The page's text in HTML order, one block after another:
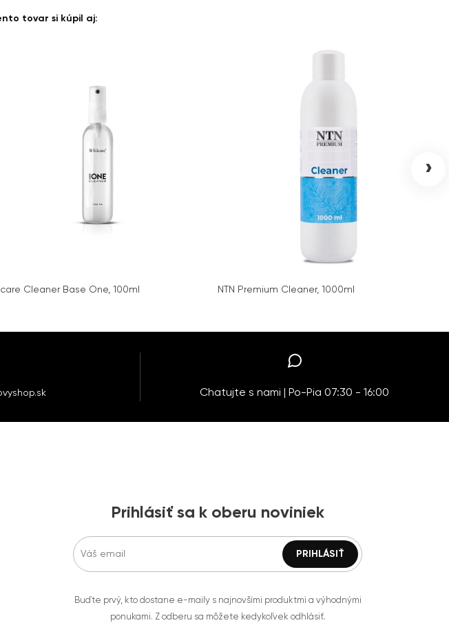
tovar si kúpil aj:
Cleaner Base One, 100ml NTN Premium Cleaner, 1000ml
›
Chatujte s nami | Po-Pia 07:30 - 16:00
Prihlásiť sa k oberu noviniek
Buďte prvý, kto dostane e-maily s najnovšími produktmi a výhodnými
ponukami. Z odberu sa môžete kedykoľvek odhlásiť.